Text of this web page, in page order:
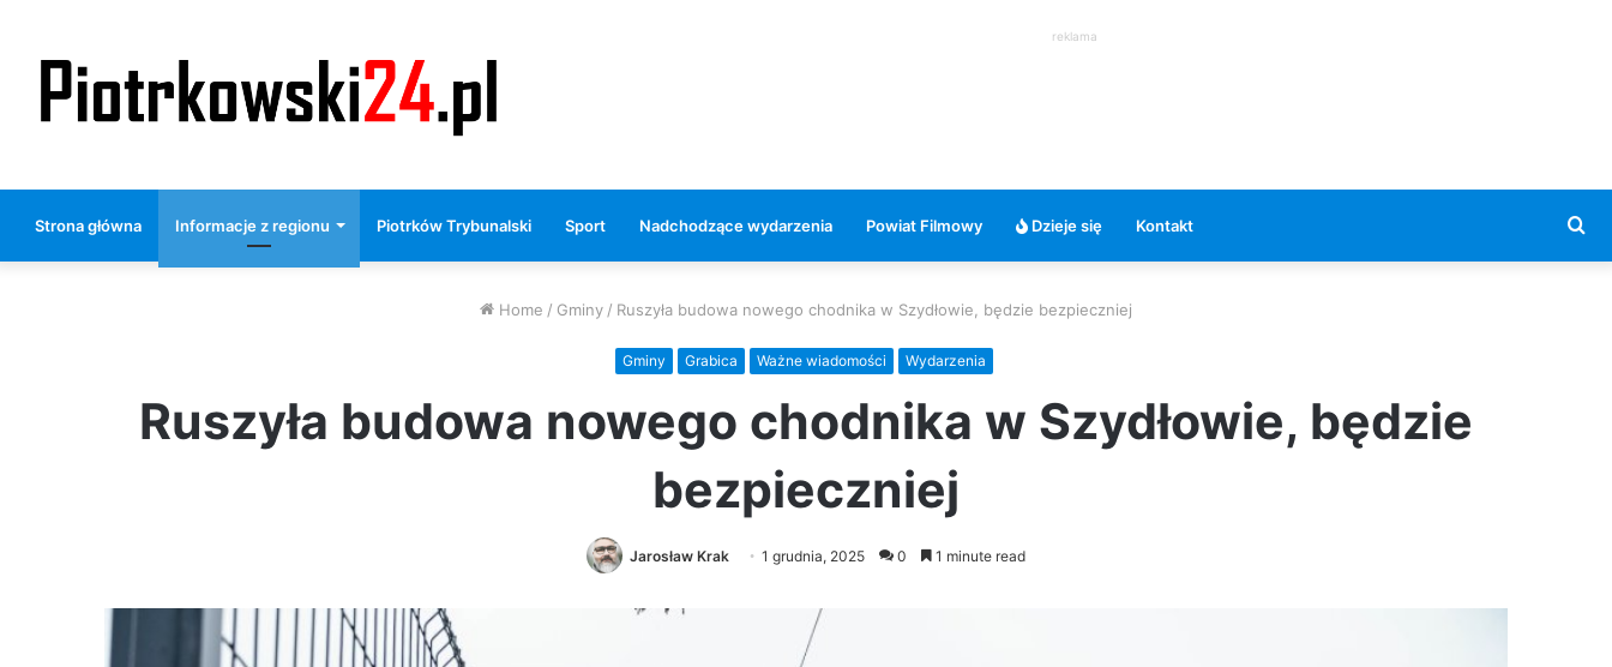
reklama
Strona główna Informacje z regionu Piotrków Trybunalski Sport Nadchodzące wydarzenia Powiat Filmowy Dzieje się Kontakt
Home / Gminy / Ruszyła budowa nowego chodnika w Szydłowie, będzie bezpieczniej
Gminy Grabica Ważne wiadomości Wydarzenia
Ruszyła budowa nowego chodnika w Szydłowie, będzie
bezpieczniej
Jarosław Krak 1 grudnia, 2025 0 1 minute read